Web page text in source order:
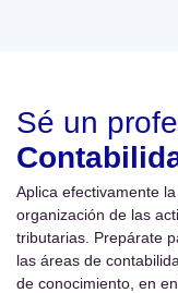
Sé un
Aplica efectivamente
organización de las
tributarias. Prepárate
las áreas de
de conocimiento, en